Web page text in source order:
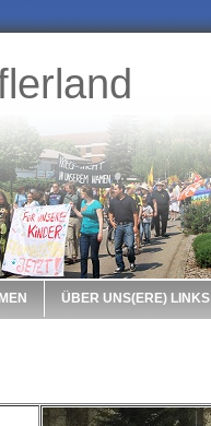
ÜBER UNS(ERE) LINKS